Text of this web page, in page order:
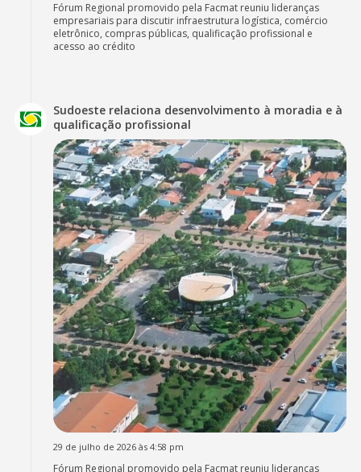
Fórum Regional promovido pela Facmat reuniu lideranças
empresariais para discutir infraestrutura logística, comércio
eletrônico, compras públicas, qualificação profissional e
acesso ao crédito
Sudoeste relaciona desenvolvimento à moradia e à
qualificação profissional
29 de julho de 2026 às 4:58 pm
Fórum Regional promovido pela Facmat reuniu lideranças